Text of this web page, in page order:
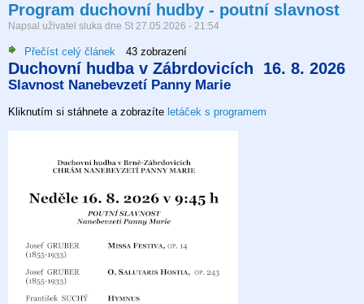
Program duchovní hudby - poutní slavnost
Napsal uživatel sluka dne St 27.05.2026 - 21:54
Přečíst celý článek
Program
duchovní
-
43 zobrazení
Duchovní hudba v Zábrdovicích 16. 8. 2026
Slavnost Nanebevzetí Panny Marie
Kliknutím si stáhnete a zobrazíte letáček s programem